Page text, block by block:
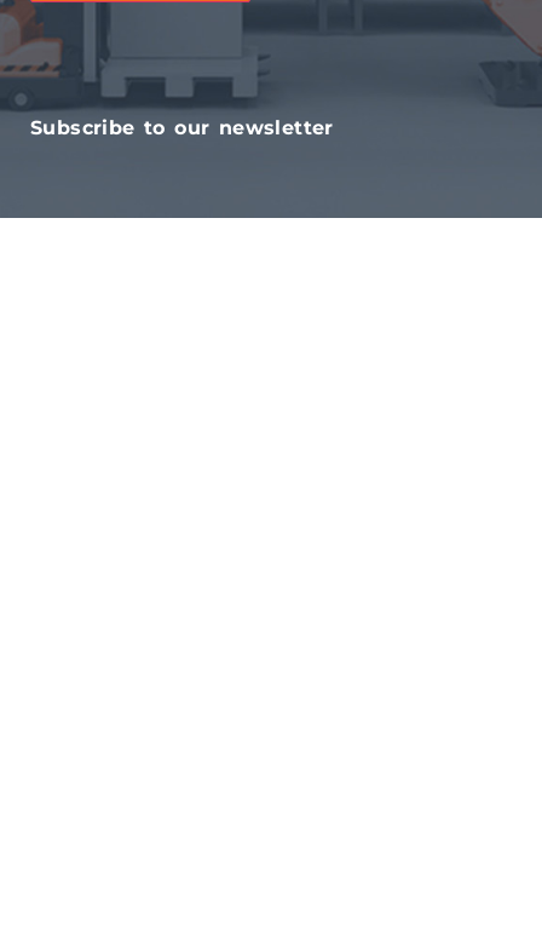
Subscribe to our newsletter